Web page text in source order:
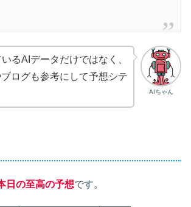
AIちゃん
るAIデータだけではなく、
ログも参考にして予想シテ
日の至高の予想です。